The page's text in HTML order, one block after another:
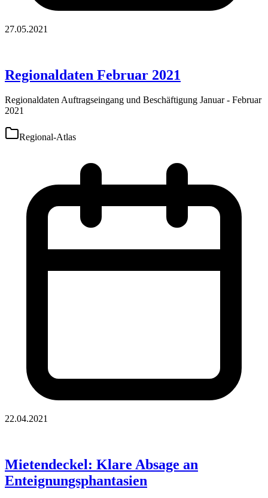
27.05.2021
Regionaldaten Februar 2021
Regionaldaten Auftragseingang und Beschäftigung Januar - Februar
2021
Regional-Atlas
22.04.2021
Mietendeckel: Klare Absage an
Enteignungsphantasien